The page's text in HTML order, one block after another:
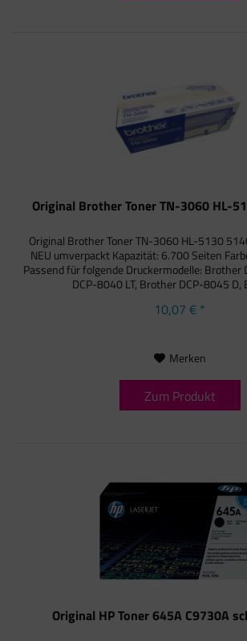
Original Brother Toner TN-3060 HL-
Original Brother Toner TN-3060 HL-5130
NEU umverpackt Kapazität: 6.700 Seiten
Passend für folgende Druckermodelle:
DCP-8040 LT, Brother DCP-8045 D,
10,07 € *
Merken
Zum Produkt
Original HP Toner 645A C9730A